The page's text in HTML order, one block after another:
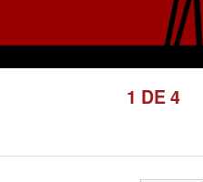
1 DE 4